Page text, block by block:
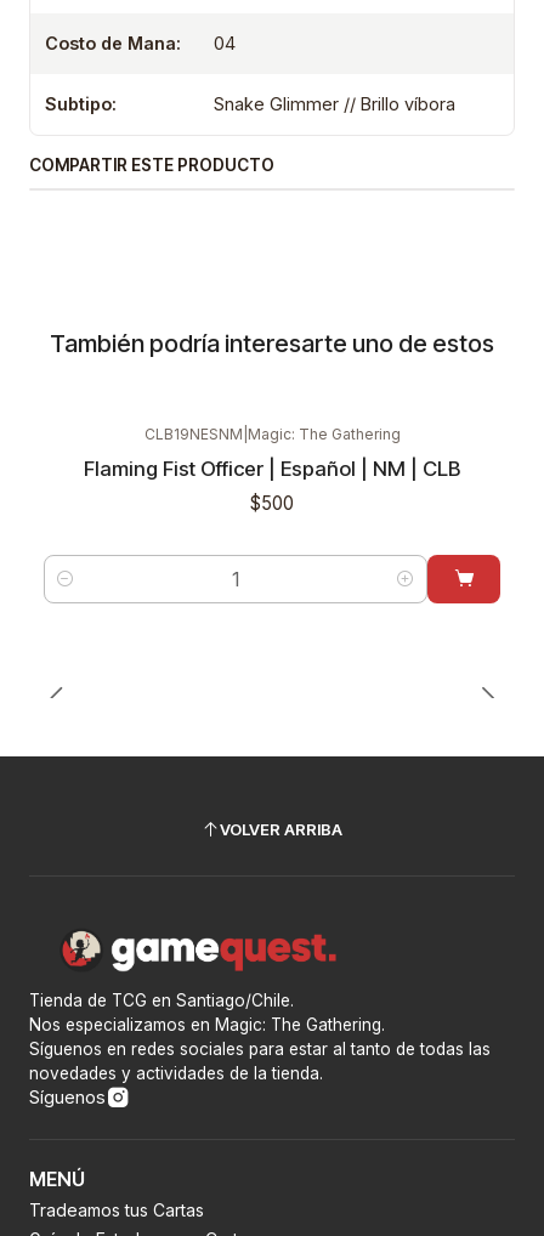
Costo de Mana: 04
Subtipo: Snake Glimmer // Brillo víbora
COMPARTIR ESTE PRODUCTO
También podría interesarte uno de estos
CLB19NESNM Magic: The Gathering
Flaming Fist Officer | Español | NM | CLB
$500
Cantidad
VOLVER ARRIBA
Tienda de TCG en Santiago/Chile.
Nos especializamos en Magic: The Gathering.
Síguenos en redes sociales para estar al tanto de todas las
novedades y actividades de la tienda.
Síguenos
MENÚ
Tradeamos tus Cartas